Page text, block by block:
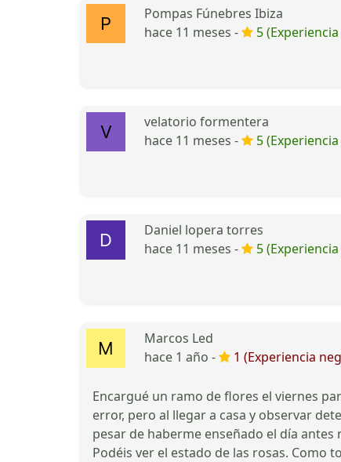
Pompas Fúnebres Ibiza
hace 11 meses -
5
velatorio formentera
hace 11 meses -
5
Daniel lopera torres
hace 11 meses -
5
Marcos Led
hace 1 año -
1 (Experiencia
Encargué un ramo de flores el viernes
error, pero al llegar a casa y observar
pesar de haberme enseñado el día
Podéis ver el estado de las rosas. Como